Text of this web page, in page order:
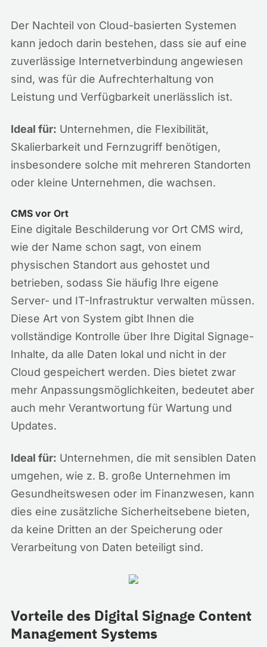
Der Nachteil von Cloud-basierten Systemen
kann jedoch darin bestehen, dass sie auf eine
zuverlässige Internetverbindung angewiesen
sind, was für die Aufrechterhaltung von
Leistung und Verfügbarkeit unerlässlich ist.
Ideal für: Unternehmen, die Flexibilität,
Skalierbarkeit und Fernzugriff benötigen,
insbesondere solche mit mehreren Standorten
oder kleine Unternehmen, die wachsen.
CMS vor Ort
Eine digitale Beschilderung vor Ort CMS wird,
wie der Name schon sagt, von einem
physischen Standort aus gehostet und
betrieben, sodass Sie häufig Ihre eigene
Server- und IT-Infrastruktur verwalten müssen.
Diese Art von System gibt Ihnen die
vollständige Kontrolle über Ihre Digital Signage-
Inhalte, da alle Daten lokal und nicht in der
Cloud gespeichert werden. Dies bietet zwar
mehr Anpassungsmöglichkeiten, bedeutet aber
auch mehr Verantwortung für Wartung und
Updates.
Ideal für: Unternehmen, die mit sensiblen Daten
umgehen, wie z. B. große Unternehmen im
Gesundheitswesen oder im Finanzwesen, kann
dies eine zusätzliche Sicherheitsebene bieten,
da keine Dritten an der Speicherung oder
Verarbeitung von Daten beteiligt sind.
Vorteile des Digital Signage Content
Management Systems